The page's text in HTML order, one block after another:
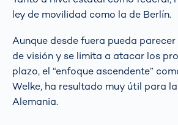
ley de movilidad como la de Berlín.
Aunque desde fuera pueda
de visión y se limita a atacar los
plazo, el “enfoque ascendente”
Welke, ha resultado muy útil para
Alemania.